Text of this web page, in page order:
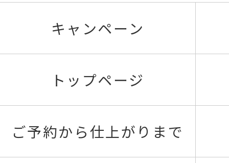
キャンペーン
トップページ
ご予約から仕上がりまで